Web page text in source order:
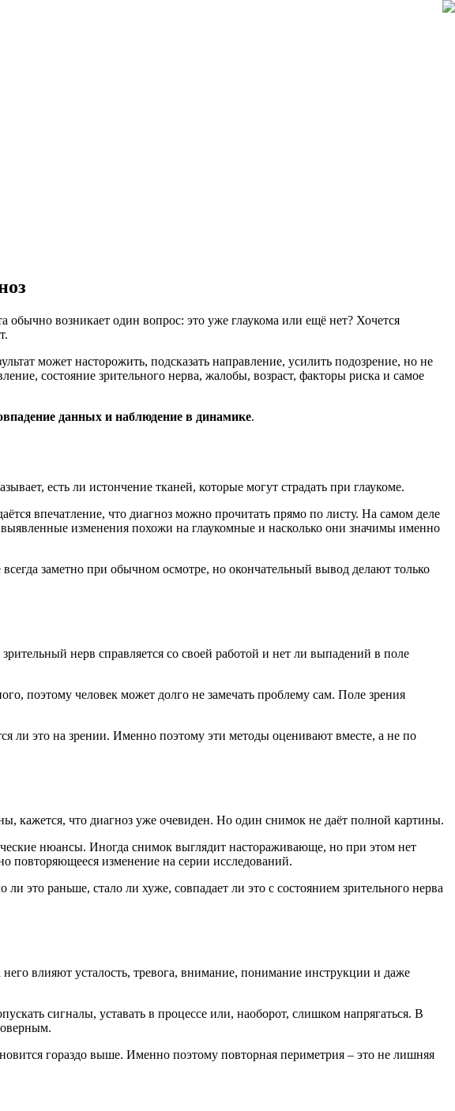
возникает один вопрос: это уже глаукома или ещё нет? Хочется
может насторожить, подсказать направление, усилить подозрение, но не
состояние зрительного нерва, жалобы, возраст, факторы риска и самое
данных и наблюдение в динамике.
есть ли истончение тканей, которые могут страдать при глаукоме.
впечатление, что диагноз можно прочитать прямо по листу. На самом деле
выявленные изменения похожи на глаукомные и насколько они значимы именно
заметно при обычном осмотре, но окончательный вывод делают только
нерв справляется со своей работой и нет ли выпадений в поле
поэтому человек может долго не замечать проблему сам. Поле зрения
ли это на зрении. Именно поэтому эти методы оценивают вместе, а не по
кажется, что диагноз уже очевиден. Но один снимок не даёт полной картины.
нюансы. Иногда снимок выглядит настораживающе, но при этом нет
повторяющееся изменение на серии исследований.
это раньше, стало ли хуже, совпадает ли это с состоянием зрительного нерва
влияют усталость, тревога, внимание, понимание инструкции и даже
сигналы, уставать в процессе или, наоборот, слишком напрягаться. В
гораздо выше. Именно поэтому повторная периметрия – это не лишняя